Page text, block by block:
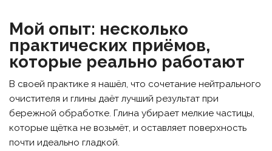
Мой опыт: несколько
практических приёмов,
которые реально работают
В своей практике я нашёл, что сочетание нейтрального
очистителя и глины даёт лучший результат при
бережной обработке. Глина убирает мелкие частицы,
которые щётка не возьмёт, и оставляет поверхность
почти идеально гладкой.